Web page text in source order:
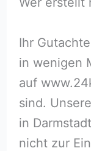
Ihr
in wenigen
auf
sind.
in
nicht zur